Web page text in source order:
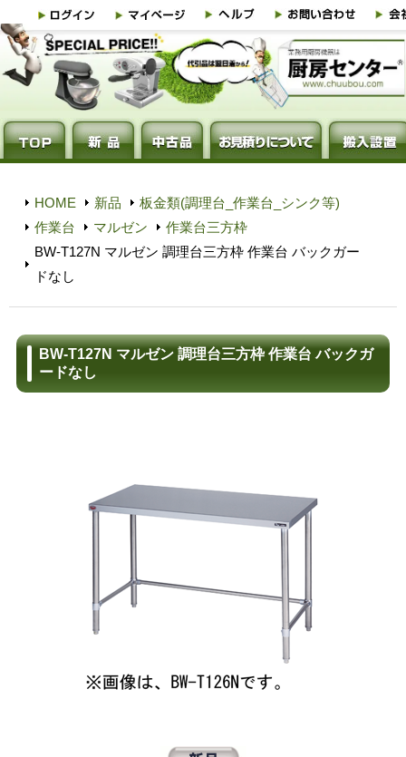
HOME 新品
板金類(調理台_作業台_シンク等)
作業台
マルゼン
作業台三方枠
BW-T127N マルゼン 調理台三方枠 作業台 バックガー
ドなし
BW-T127N マルゼン 調理台三方枠 作業台 バックガ
ードなし